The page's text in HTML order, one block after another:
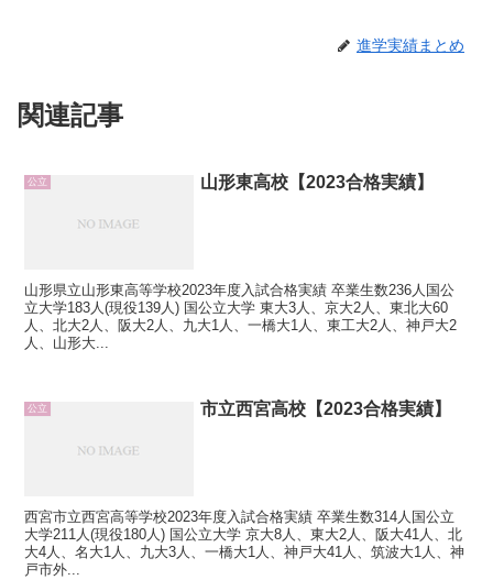
進学実績まとめ
関連記事
公立 山形東高校【2023合格実績】
山形県立山形東高等学校2023年度入試合格実績 卒業生数236人国公
立大学183人(現役139人) 国公立大学 東大3人、京大2人、東北大60
人、北大2人、阪大2人、九大1人、一橋大1人、東工大2人、神戸大2
人、山形大...
公立 市立西宮高校【2023合格実績】
西宮市立西宮高等学校2023年度入試合格実績 卒業生数314人国公立
大学211人(現役180人) 国公立大学 京大8人、東大2人、阪大41人、北
大4人、名大1人、九大3人、一橋大1人、神戸大41人、筑波大1人、神
戸市外...